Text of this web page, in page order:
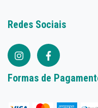
Redes Sociais